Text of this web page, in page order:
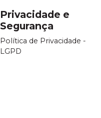
Privacidade e
Segurança
Política de Privacidade -
LGPD